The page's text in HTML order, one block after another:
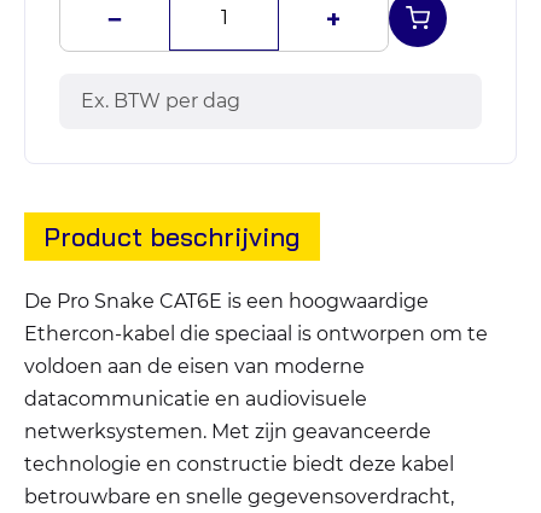
− +
Ex. BTW per dag
Product beschrijving
De Pro Snake CAT6E is een hoogwaardige
Ethercon-kabel die speciaal is ontworpen om te
voldoen aan de eisen van moderne
datacommunicatie en audiovisuele
netwerksystemen. Met zijn geavanceerde
technologie en constructie biedt deze kabel
betrouwbare en snelle gegevensoverdracht,